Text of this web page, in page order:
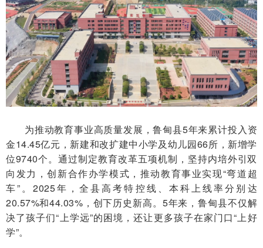
为推动教育事业高质量发展，鲁甸县5年来累计投入资
金14.45亿元，新建和改扩建中小学及幼儿园66所，新增学
位9740个。通过制定教育改革五项机制，坚持内培外引双
向发力，创新合作办学模式，推动教育事业实现“弯道超
车”。2025年，全县高考特控线、本科上线率分别达
20.57%和44.03%，创下历史新高。5年来，鲁甸县不仅解
决了孩子们“上学远”的困境，还让更多孩子在家门口“上好
学”。